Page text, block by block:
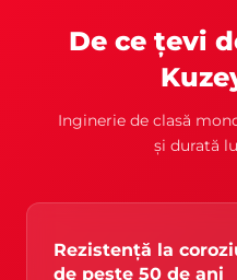
De ce țevi
Inginerie de clasă
și durată
Rezistență la
de peste 50 de ani